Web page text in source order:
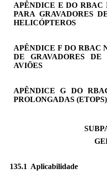
APÊNDICE E DO RBAC
PARA GRAVADORES
HELICÓPTEROS
APÊNDICE F DO RBAC
DE GRAVADORES
AVIÕES
APÊNDICE G DO
PROLONGADAS (ETOPS)
135.1 Aplicabilidade